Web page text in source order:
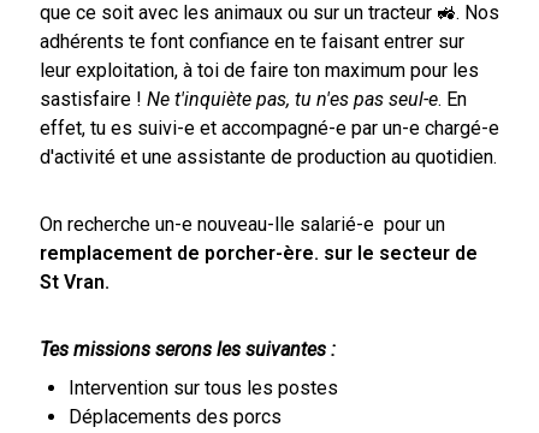
que ce soit avec les animaux ou sur un tracteur 🚜. Nos
adhérents te font confiance en te faisant entrer sur
leur exploitation, à toi de faire ton maximum pour les
sastisfaire ! Ne t'inquiète pas, tu n'es pas seul-e. En
effet, tu es suivi-e et accompagné-e par un-e chargé-e
d'activité et une assistante de production au quotidien.
On recherche un-e nouveau-lle salarié-e pour un
remplacement de porcher-ère. sur le secteur de
St Vran.
Tes missions serons les suivantes :
Intervention sur tous les postes
Déplacements des porcs